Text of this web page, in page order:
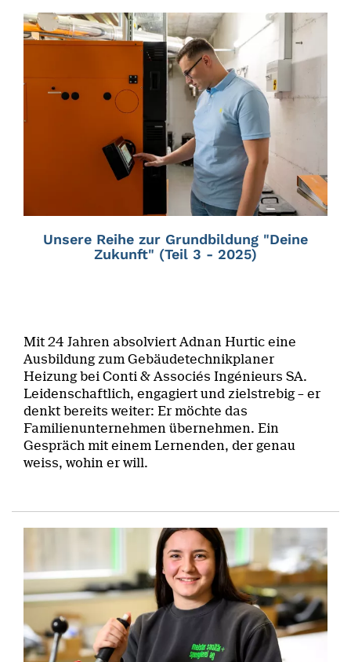
Unsere Reihe zur Grundbildung "Deine
Zukunft" (Teil 3 - 2025)
Mit 24 Jahren absolviert Adnan Hurtic eine
Ausbildung zum Gebäudetechnikplaner
Heizung bei Conti & Associés Ingénieurs SA.
Leidenschaftlich, engagiert und zielstrebig – er
denkt bereits weiter: Er möchte das
Familienunternehmen übernehmen. Ein
Gespräch mit einem Lernenden, der genau
weiss, wohin er will.